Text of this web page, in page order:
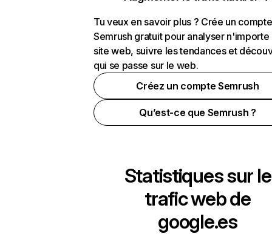
Tu veux en savoir plus ? Crée un compte
Semrush gratuit pour analyser n'importe
site web, suivre les tendances et
qui se passe sur le web.
Créez un compte Semrush
Qu’est-ce que Semrush ?
Statistiques sur le
trafic web de
google.es